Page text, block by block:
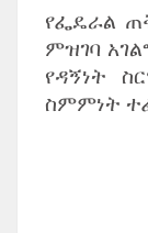
‎የፌዴራል
ምዝገባ
የዳኝነት
ስምምነት